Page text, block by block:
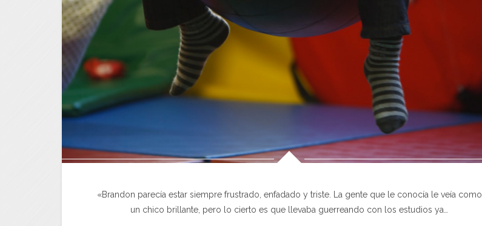
«Brandon parecía estar siempre frustrado, enfadado y triste. La gente que le conocía le veía como
un chico brillante, pero lo cierto es que llevaba guerreando con los estudios ya…